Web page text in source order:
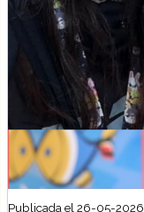
Publicada el 26-05-2026